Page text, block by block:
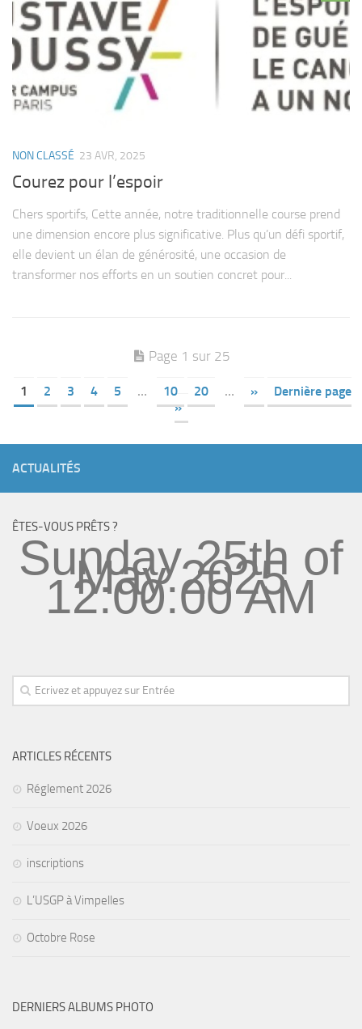
NON CLASSÉ 23 AVR, 2025
Courez pour l’espoir
Chers sportifs, Cette année, notre traditionnelle course prend
une dimension encore plus significative. Plus qu’un défi sportif,
elle devient un élan de générosité, une occasion de
transformer nos efforts en un soutien concret pour...
Page 1 sur 25
1 2 3 4 5 … 10 20 … »
Dernière page
»
ACTUALITÉS
ÊTES-VOUS PRÊTS ?
Sunday 25th of
May 2025
12:00:00 AM
ARTICLES RÉCENTS
Réglement 2026
Voeux 2026
inscriptions
L’USGP à Vimpelles
Octobre Rose
DERNIERS ALBUMS PHOTO